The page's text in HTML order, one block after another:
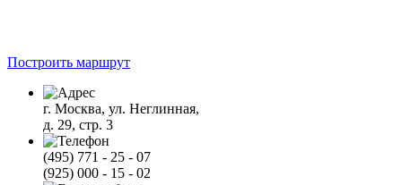
Построить маршрут
г. Москва, ул. Неглинная,
д. 29, стр. 3
(495) 771 - 25 - 07
(925) 000 - 15 - 02